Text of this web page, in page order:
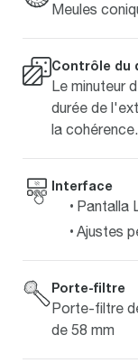
Meules
Contrôle du
Le minuteur
durée de
la cohérence.
Interface
Pantalla
Ajustes
Porte-filtre
Porte-filtre
de 58 mm